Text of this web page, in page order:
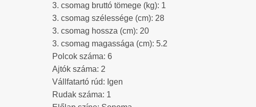
3. csomag bruttó tömege (kg): 1
3. csomag szélessége (cm): 28
3. csomag hossza (cm): 20
3. csomag magassága (cm): 5.2
Polcok száma: 6
Ajtók száma: 2
Vállfatartó rúd: Igen
Rudak száma: 1